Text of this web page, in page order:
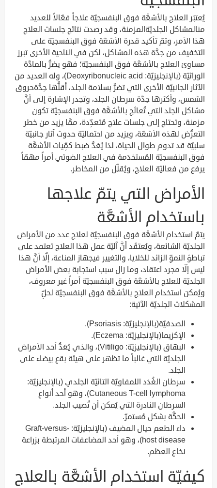
يُعتبَر العلاج بالأشعَّة فوق البنفسجيّة علاجاً فعّالاً للعديد
منالمشاكل الجلديّةالمزمنة، وقد رصدت نتائج جلسات العلاج
هذا الأمر، وتمّ تأكيد قدرة الأشعَّة فوق البنفسجيّة على
التخفيف من حِدَّة هذه المشاكل، لكن في الناحية الأخرى تبرز
مساوئ العلاج بالأشعَّة فوق البنفسجيّة؛ فهو يضرُّ بالمادَّة
الوراثيّة (بالإنجليزيّة: Deoxyribonucleic acid)، وله العديد من
الآثار الجانبيّة الأخرى التي تضرُّ بسلامة الجلد، أقلُّها حِدَّةحروق
الشمس، وأكثرها حِدَّة سرطان الجلد، وتجدر الإشارة إلى أنَّ
مشاكل الجلد التي تُعالَج بالأشعَّة فوق البنفسجيّة تكون
مزمنة، وتحتاج إلى جلسات علاج مُتعدِّدة، ممَّا يزيد من خطر
التعرُّض لهذه الأشعَّة، ويزيد من احتماليّة حدوث آثار جانبيّة
سلبيّة قد تدوم طوال الحياة، لذا يُعَدُّ ضبط كمِّيات الأشعَّة
فوق البنفسجيّة المُستخدَمة في العلاج الضوئي أمراً مهمّاً
يرفع من فعاليّة العلاج، ويُقلِّل من المخاطر.
الأمراض التي يتمّ علاجها
باستخدام الأشعَّة
يتمّ استخدام الأشعَّة فوق البنفسجيّة لعلاج عدد من الأمراض
الجلديّة الشائعة، ويُعتقَد أنَّ آليّة عمل هذا العلاج تعتمد على
تباطؤ النموِّ الزائد للخلايا، والتغيير فيجهاز المناعة، إلّا أنَّ هذا
ليس إلّا مجرد اعتقاد، وما زال سبب استجابة بعض الأمراض
الجلديّة للعلاج بالأشعَّة فوق البنفسجيّة أمراً غير معروف،
ويُمكن استخدام العلاج بالأشعَّة فوق البنفسجيّة لحلِّ
المشكلات الجلديّة الآتية:
الصدفيّة(بالإنجليزيّة: Psoriasis).
الإكزيما(بالإنجليزيّة: Eczema).
البهاق (بالإنجليزيّة: Vitiligo)، والذي يُعَدُّ أحد الأمراض
الجلديّة التي غالباً ما تظهر على هيئة بقع بيضاء على
الجلد.
سرطان الغُدَد اللمفاويّة التائيّة الجلدي (بالإنجليزيّة:
Cutaneous T-cell lymphoma)، وهو أحد أنواع
السرطان النادرة التي يُمكن أن تُصيب الجلد.
الحكَّة بشكل مُستمرّ.
داء الطعم حيال المضيف (بالإنجليزيّة: Graft-versus-
host disease)، وهو أحد المضاعفات المرتبطة بزراعة
نخاع العظم.
كيفيّة استخدام الأشعَّة بالعلاج